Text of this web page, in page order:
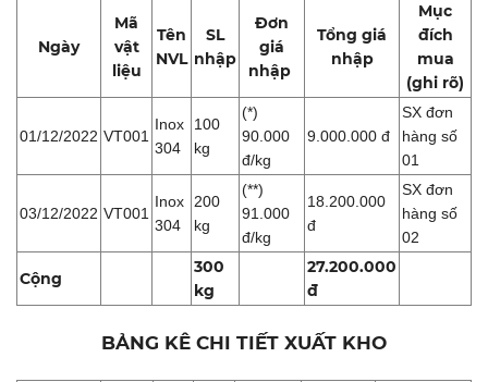
Ngày
Mã
vật
liệu
Tên
NVL
SL
nhập
Đơn
giá
nhập
Tổng giá
nhập
Mục
đích
mua
(ghi rõ)
01/12/2022 VT001
Inox
304
100
kg
(*)
90.000
đ/kg
9.000.000 đ
SX đơn
hàng số
01
03/12/2022 VT001
Inox
304
200
kg
(**)
91.000
đ/kg
18.200.000
đ
SX đơn
hàng số
02
Cộng
300
kg
27.200.000
đ
BẢNG KÊ CHI TIẾT XUẤT KHO